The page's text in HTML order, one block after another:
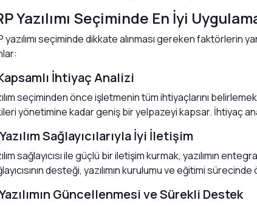
Yazılımı Seçiminde En İyi
yazılımı seçiminde dikkate alınması gereken faktörlerin
İhtiyaç Analizi
seçiminden önce işletmenin tüm ihtiyaçlarını
yönetimine kadar geniş bir yelpazeyi kapsar. İhtiyaç
Sağlayıcılarıyla İyi İletişim
sağlayıcısı ile güçlü bir iletişim kurmak, yazılımın
desteği, yazılımın kurulumu ve eğitimi sürecinde
Güncellenmesi ve Sürekli Destek